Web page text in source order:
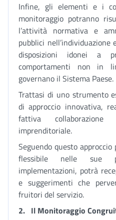
Infine, gli elementi e i
monitoraggio potranno
l’attività normativa e
pubblici
disposizioni idonei a
comportamenti non in
governano il Sistema Paese.
Trattasi di uno strumento
di approccio innovativa,
fattiva
imprenditoriale.
Seguendo questo
flessibile nelle sue
implementazioni, potrà
e suggerimenti che
fruitori del servizio.
2. Il Monitoraggio